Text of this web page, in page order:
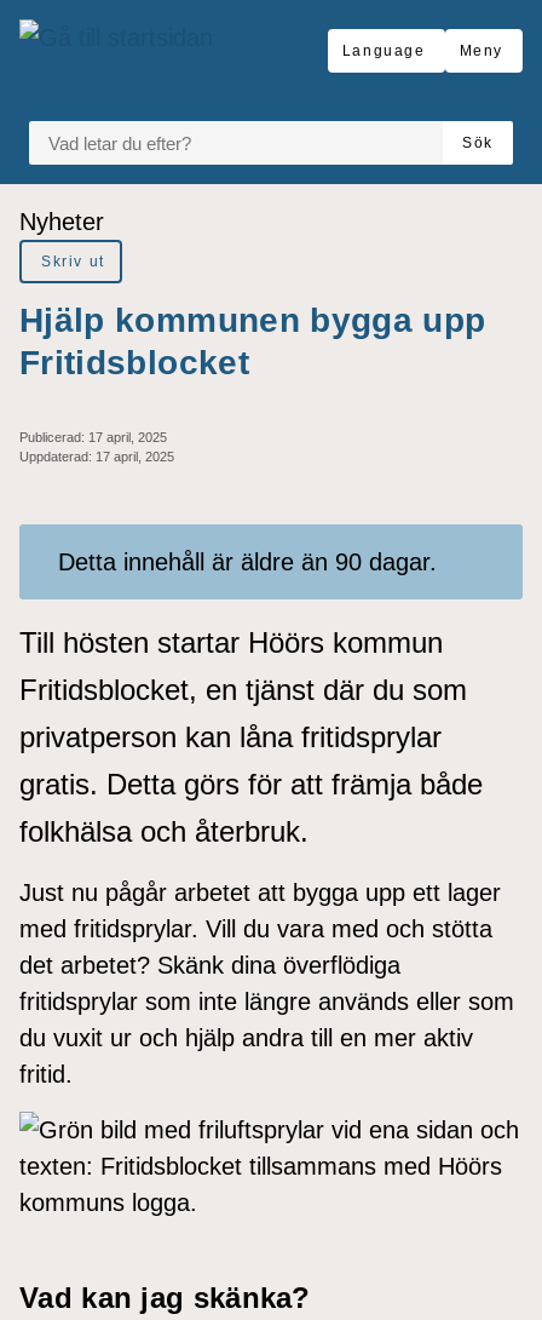
Gå till innehåll
Language Meny
VAD LETAR DU EFTER?
Sök
Du är här:
Nyheter
Skriv ut
Hjälp kommunen bygga upp
Fritidsblocket
Publicerad: 17 april, 2025
Uppdaterad: 17 april, 2025
Detta innehåll är äldre än 90 dagar.
Till hösten startar Höörs kommun
Fritidsblocket, en tjänst där du som
privatperson kan låna fritidsprylar
gratis. Detta görs för att främja både
folkhälsa och återbruk.
Just nu pågår arbetet att bygga upp ett lager
med fritidsprylar. Vill du vara med och stötta
det arbetet? Skänk dina överflödiga
fritidsprylar som inte längre används eller som
du vuxit ur och hjälp andra till en mer aktiv
fritid.
Vad kan jag skänka?